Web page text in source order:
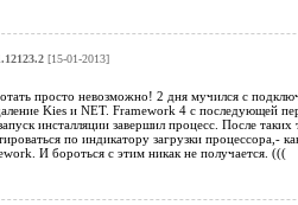
[15-01-2013]
просто невозможно! 2 дня мучился с
Kies и NET. Framework 4 с последующей
инсталляции завершил процесс. После
по индикатору загрузки процессора,-
И бороться с этим никак не получается. (((